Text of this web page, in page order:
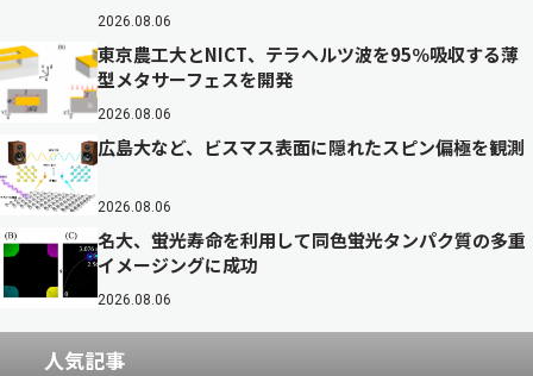
2026.08.06
東京農工大とNICT、テラヘルツ波を95％吸収する薄
型メタサーフェスを開発
2026.08.06
広島大など、ビスマス表面に隠れたスピン偏極を観測
2026.08.06
名大、蛍光寿命を利用して同色蛍光タンパク質の多重
イメージングに成功
2026.08.06
人気記事